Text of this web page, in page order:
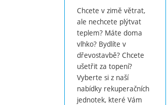
Chcete v zimě větrat,
ale nechcete plýtvat
teplem? Máte doma
vlhko? Bydlíte v
dřevostavbě? Chcete
ušetřit za topení?
Vyberte si z naší
nabídky rekuperačních
jednotek, které Vám